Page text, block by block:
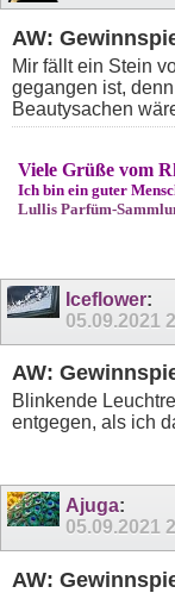
AW:
Mir fällt ein Stein
gegangen ist,
Beautysachen
Viele Grüße vom
Ich bin ein guter
Lullis Parfüm-
Iceflower:
05.09.2021
AW:
Blinkende
entgegen, als ich
Ajuga:
05.09.2021
AW: